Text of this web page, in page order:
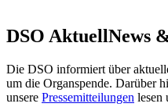
DSO AktuellNews
Die DSO informiert über
um die Organspende. Darüber
unsere Pressemitteilungen lesen